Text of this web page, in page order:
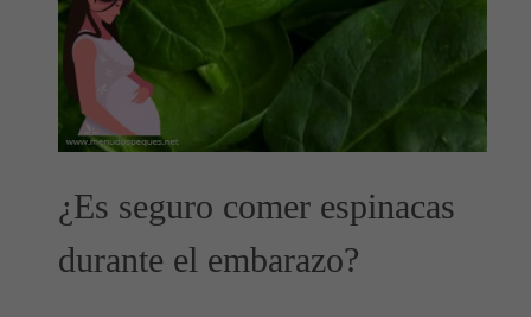
¿Es seguro comer espinacas
durante el embarazo?